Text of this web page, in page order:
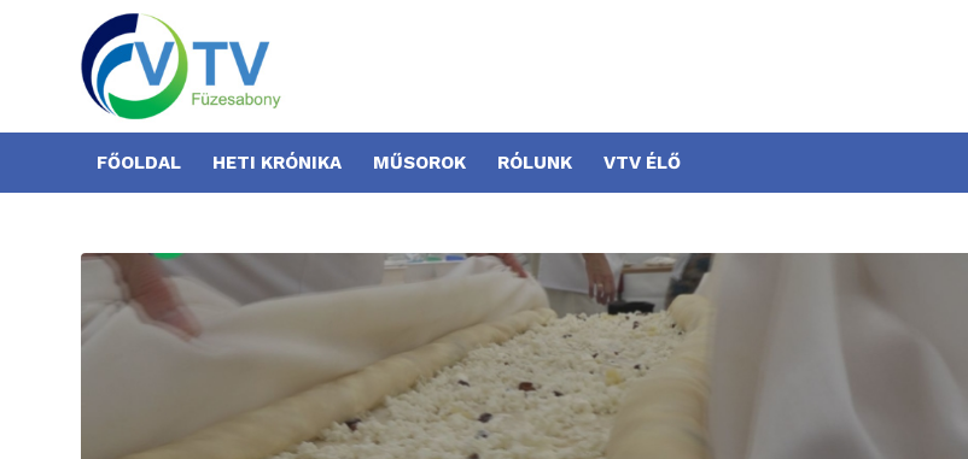
FŐOLDAL HETI KRÓNIKA MŰSOROK RÓLUNK VTV ÉLŐ